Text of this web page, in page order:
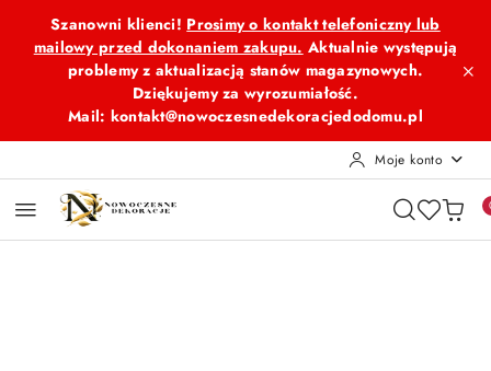
Przejdź do treści głównej
Przejdź do wyszukiwarki
Przejdź do moje konto
Przejdź do menu głównego
Przejdź do opisu produktu
Przejdź do stopki
Szanowni klienci! Prosimy o kontakt telefoniczny lub
mailowy przed dokonaniem zakupu. Aktualnie występują
problemy z aktualizacją stanów magazynowych.
Dziękujemy za wyrozumiałość.
Mail: kontakt@nowoczesnedekoracjedodomu.pl
Moje konto